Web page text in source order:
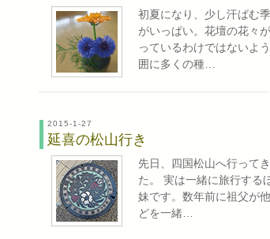
初夏になり、少し汗ばむ
がいっぱい。花壇の花々
っているわけではないよ
囲に多くの種…
2015-1-27
延喜の松山行き
先日、四国松山へ行って
た。 実は一緒に旅行する
妹です。数年前に祖父が
どを一緒…